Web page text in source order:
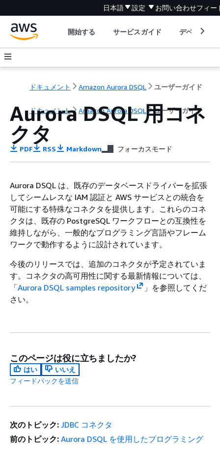
日本語 設定 お問い合わせフィー
開始する サービスガイド デベロッパ
ドキュメント Amazon Aurora DSQL ユーザーガイド
ドキュメント Amazon Aurora DSQL ユーザーガイド
Aurora DSQL 用コネ
クタ
PDF RSS Markdown フォーカスモード
Aurora DSQL は、既存のデータベースドライバーを拡張
してシームレスな IAM 認証と AWS サービスとの統合を
可能にする特殊なコネクタを提供します。これらのコネ
クタは、既存の PostgreSQL ワークフローとの互換性を
維持しながら、一般的なプログラミング言語やフレーム
ワークで動作するように設計されています。
今後のリリースでは、追加のコネクタが予定されていま
す。コネクタの高可用性に関する最新情報については、
「Aurora DSQL samples repository
」を参照してくだ
さい。
このページは役に立ちましたか?
はい
いいえ
フィードバックを送信
次のトピック: JDBC コネクタ
前のトピック: Aurora DSQL を使用したプログラミング